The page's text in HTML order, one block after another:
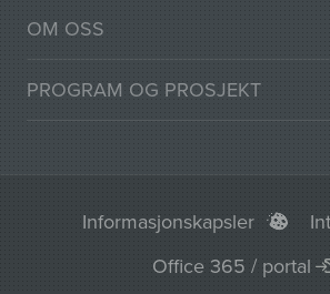
OM OSS
PROGRAM OG PROSJEKT
Informasjonskapsler
Office 365 / portal